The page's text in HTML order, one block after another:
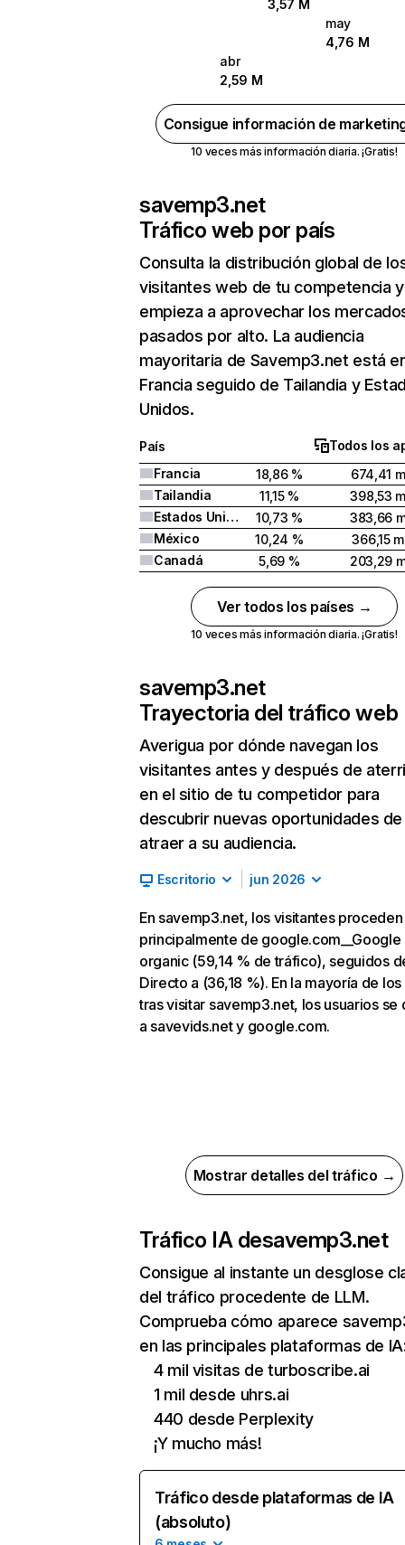
3,57 M
may
4,76 M
abr
2,59 M
Consigue información de
10 veces más información diaria. ¡Gratis!
savemp3.net
Tráfico web por país
Consulta la distribución global de
visitantes web de tu competencia y
empieza a aprovechar los
pasados por alto. La audiencia
mayoritaria de Savemp3.net está
Francia seguido de Tailandia y
Unidos.
País
Todos los
Francia
18,86 %
674,41
Tailandia
11,15 %
398,53
Estados Unidos
10,73 %
383,66
México
10,24 %
366,15
Canadá
5,69 % 203,29
Ver todos los países →
10 veces más información diaria. ¡Gratis!
savemp3.net
Trayectoria del tráfico web
Averigua por dónde navegan los
visitantes antes y después de
en el sitio de tu competidor para
descubrir nuevas oportunidades de
atraer a su audiencia.
Escritorio jun 2026
En savemp3.net, los visitantes proceden
principalmente de google.com__Google
organic (59,14 % de tráfico), seguidos
Directo a (36,18 %). En la mayoría de
tras visitar savemp3.net, los usuarios se
a savevids.net y google.com.
Mostrar detalles del tráfico →
Tráfico IA desavemp3.net
Consigue al instante un desglose
del tráfico procedente de LLM.
Comprueba cómo aparece
en las principales plataformas de
4 mil visitas de turboscribe.ai
1 mil desde uhrs.ai
440 desde Perplexity
¡Y mucho más!
Tráfico desde plataformas de IA
(absoluto)